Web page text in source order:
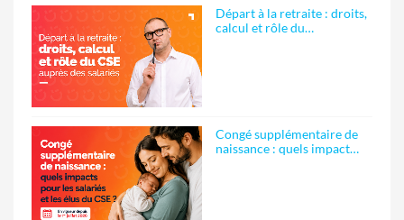
Départ à la retraite : droits,
calcul et rôle du…
Congé supplémentaire de
naissance : quels impact…